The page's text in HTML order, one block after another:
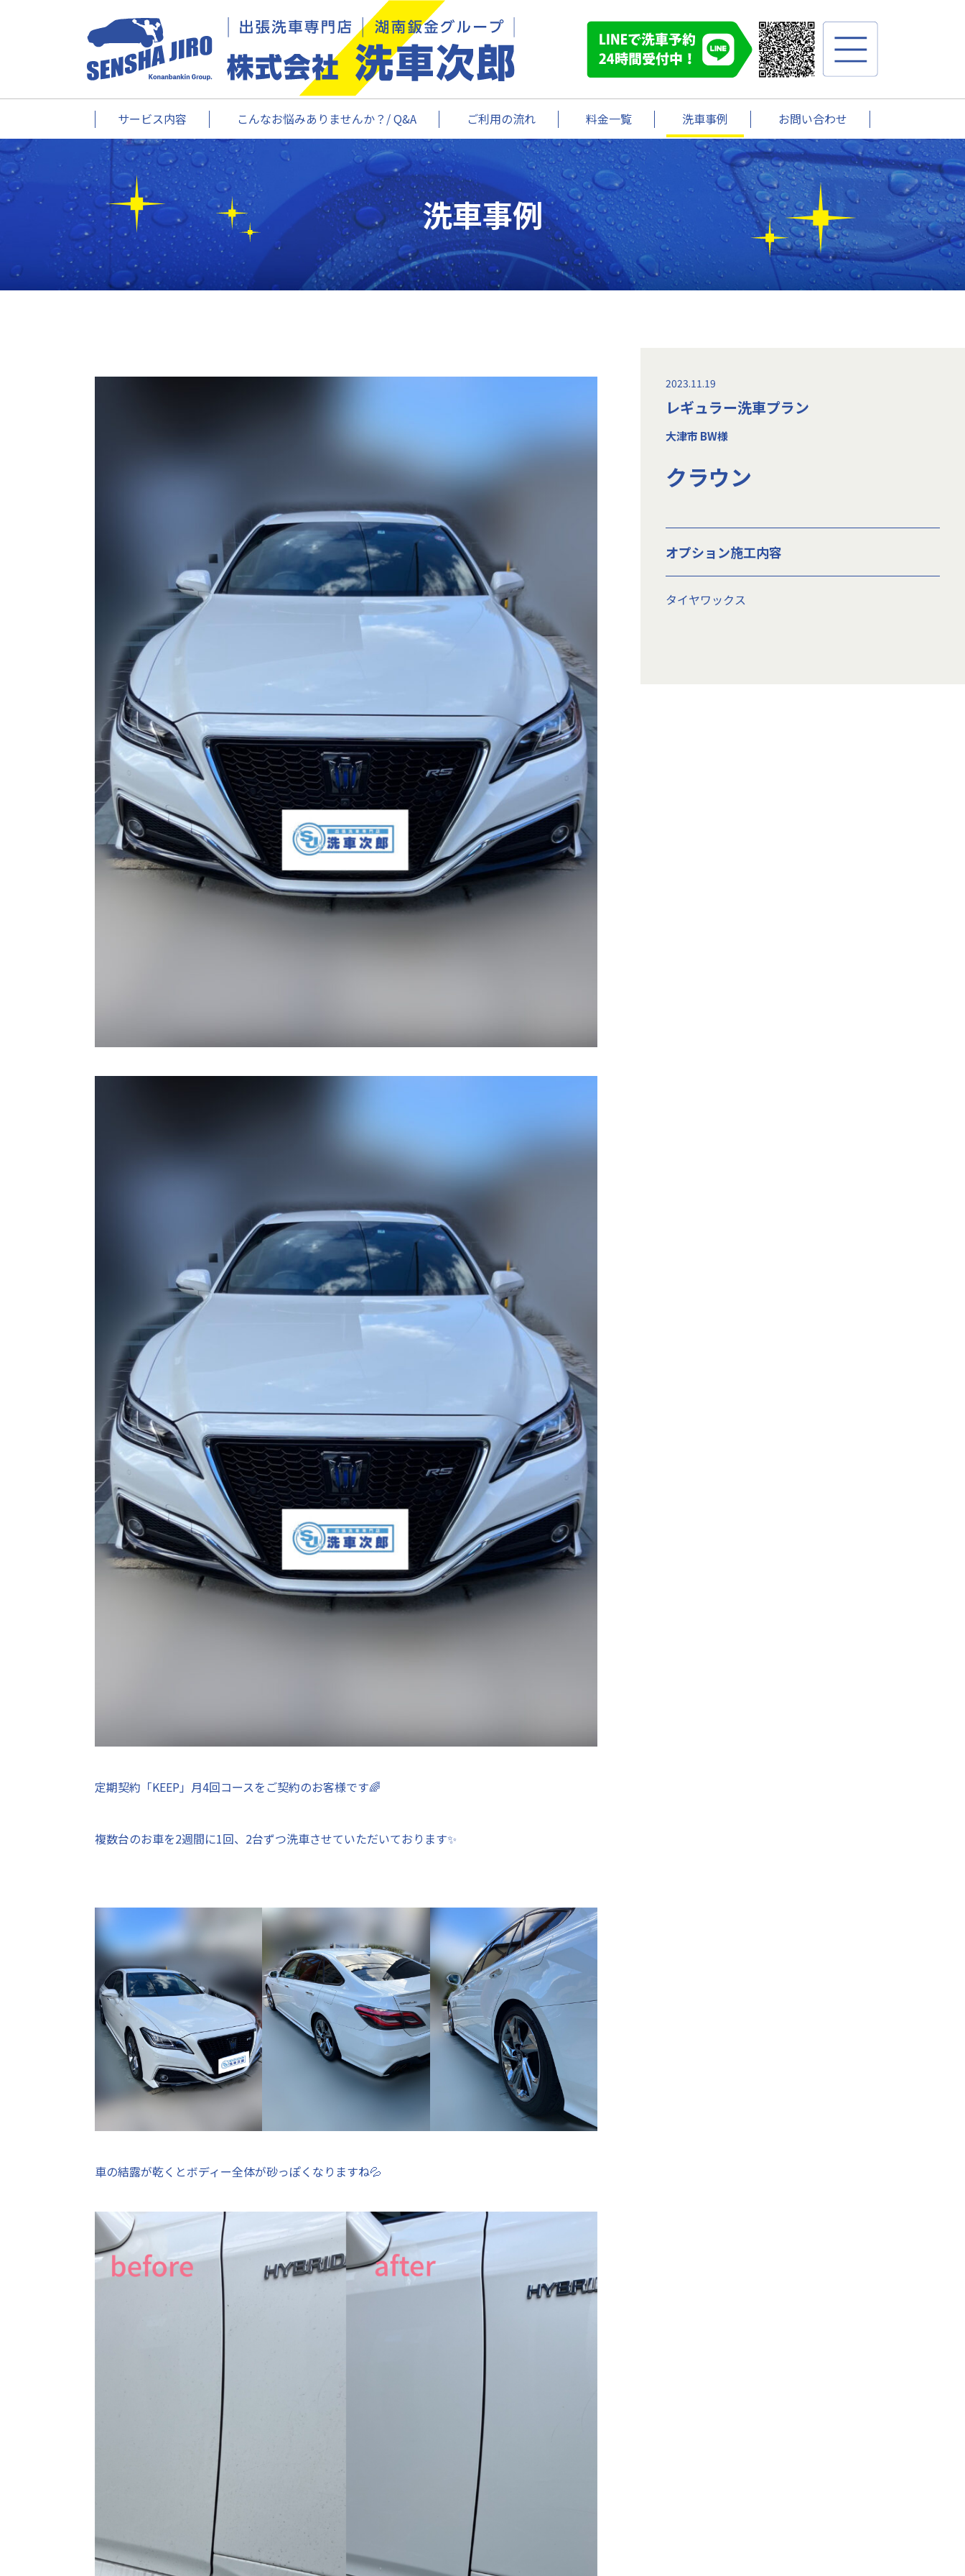
サービス内容 こんなお悩みありませんか？/ Q&A ご利用の流れ 料金一覧 洗車事例 お問い合わせ
洗車事例
2023.11.19
レギュラー洗車プラン
大津市 BW様
クラウン
オプション施工内容
タイヤワックス
定期契約「KEEP」月4回コースをご契約のお客様です🌈
複数台のお車を2週間に1回、2台ずつ洗車させていただいております✨
車の結露が乾くとボディー全体が砂っぽくなりますね💦